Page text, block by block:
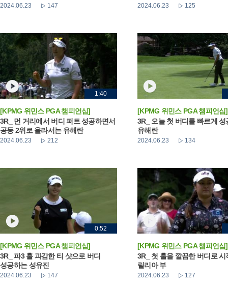
2024.06.23 147 2024.06.23 125
1:40
[KPMG 위민스 PGA 챔피언십]
3R_ 먼 거리에서 버디 퍼트 성공하면서
공동 2위로 올라서는 유해란
2024.06.23 212
[KPMG 위민스 PGA 챔피언십]
3R_ 오늘 첫 버디를 빠르게 성
유해란
2024.06.23 134
0:52
[KPMG 위민스 PGA 챔피언십]
3R_ 파3 홀 과감한 티 샷으로 버디
성공하는 성유진
2024.06.23 147
[KPMG 위민스 PGA 챔피언십]
3R_ 첫 홀을 깔끔한 버디로 시
릴리아 부
2024.06.23 127